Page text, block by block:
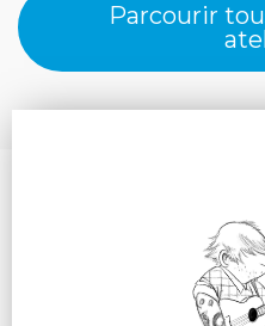
Parcourir